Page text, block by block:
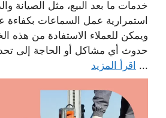
خدمات ما بعد البيع، مثل الصيانة
استمرارية عمل السماعات بكفاءة
ويمكن للعملاء الاستفادة من هذه
حدوث أي مشاكل أو الحاجة إلى
... اقرأ المزيد